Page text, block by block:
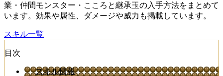
業・仲間モンスター・こころと継承玉の入手方法をまとめて
います。効果や属性、ダメージや威力も掲載しています。
スキル一覧
目次
スキル情報